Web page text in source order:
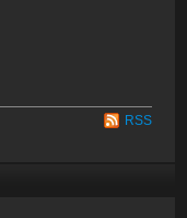
RSS